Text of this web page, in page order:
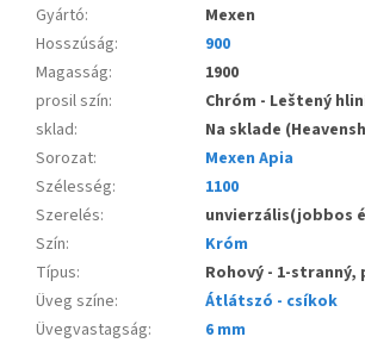
Gyártó:
Mexen
Hosszúság:
900
Magasság:
1900
prosil szín:
Chróm - Leštený
sklad:
Na sklade
Sorozat:
Mexen Apia
Szélesség:
1100
Szerelés:
unvierzális(jobbos
Szín:
Króm
Típus:
Rohový - 1-stranný,
Üveg színe:
Átlátszó - csíkok
Üvegvastagság:
6 mm